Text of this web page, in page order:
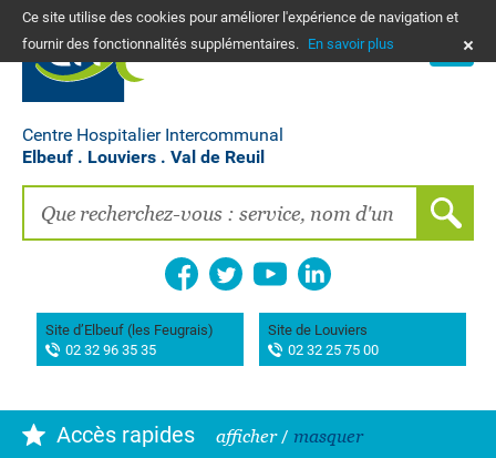
Ce site utilise des cookies pour améliorer l'expérience de navigation et
fournir des fonctionnalités supplémentaires. En savoir plus
Centre Hospitalier Intercommunal
Elbeuf . Louviers . Val de Reuil
Site d’Elbeuf (les Feugrais)
02 32 96 35 35
Site de Louviers
02 32 25 75 00
PLANS
PATIENTS, PROCHES, PROFESSIONNELS
EMPLOIS
Accès rapides afficher/ masquer
Vos frais de santé & paiement en ligne
Recherche clinique
La Maison des femmes
Association AIMES
Hôpital de Bourg-Achard Pierre Hurabielle